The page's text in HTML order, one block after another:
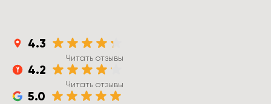
4.3
Читать отзывы
4.2
Читать отзывы
5.0